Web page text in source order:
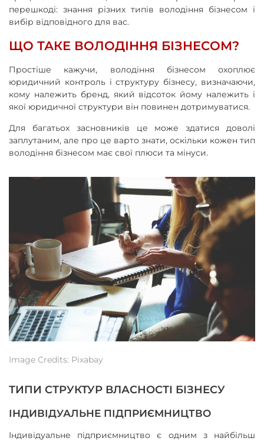
перешкоді: знання різних типів володіння бізнесом і
вибір відповідного для вас.
ЩО ТАКЕ ВОЛОДІННЯ БІЗНЕСОМ?
Простіше кажучи, володіння бізнесом охоплює
юридичний контроль і структуру бізнесу, визначаючи,
кому належить бренд, який відсоток йому належить і
якої юридичної структури він повинен дотримуватися.
Для багатьох засновників це може здатися доволі
заплутаним, але про це варто знати, оскільки кожен тип
володіння бізнесом має свої плюси та мінуси.
Image Credits: Pixabay
ТИПИ СТРУКТУР ВЛАСНОСТІ БІЗНЕСУ
ІНДИВІДУАЛЬНЕ ПІДПРИЄМНИЦТВО
Індивідуальне підприємництво є одним з найбільш